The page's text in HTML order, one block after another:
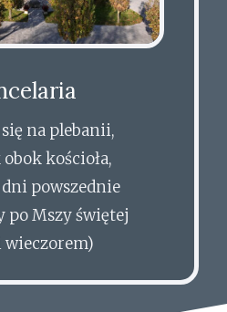
na plebanii,
kościoła,
powszednie
po Mszy świętej
wieczorem)